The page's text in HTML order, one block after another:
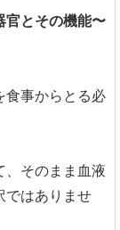
とその機能〜
食事からとる必
、そのまま血液
ではありませ